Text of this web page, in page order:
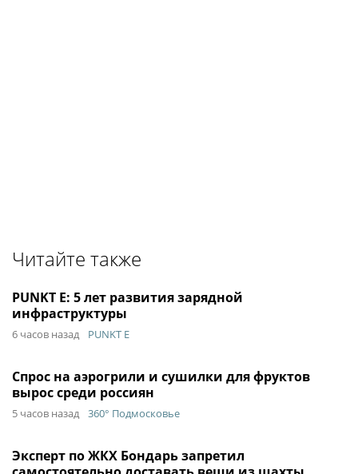
Читайте также
PUNKT E: 5 лет развития зарядной
инфраструктуры
6 часов назад PUNKT E
Спрос на аэрогрили и сушилки для фруктов
вырос среди россиян
5 часов назад 360° Подмосковье
Эксперт по ЖКХ Бондарь запретил